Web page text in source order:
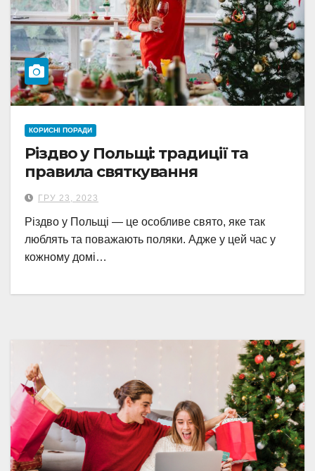
КОРИСНІ ПОРАДИ
Різдво у Польщі: традиції та
правила святкування
ГРУ 23, 2023
Різдво у Польщі — це особливе свято, яке так
люблять та поважають поляки. Адже у цей час у
кожному домі…